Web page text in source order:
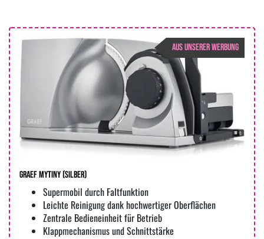
AUS UNSERER WERBUNG
Graef MYtiny (silber)
Supermobil durch Faltfunktion
Leichte Reinigung dank hochwertiger Oberflächen
Zentrale Bedieneinheit für Betrieb
Klappmechanismus und Schnittstärke